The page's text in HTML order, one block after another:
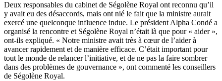
Deux responsables du cabinet de Ségolène Royal ont reconnu qu’il
y avait eu des désaccords, mais ont nié le fait que la ministre aurait
exercé une quelconque influence indue. Le président Alpha Condé a
organisé la rencontre et Ségolène Royal n’était là que pour « aider »,
ont-ils expliqué. « Notre ministre avait très à cœur de l’aider à
avancer rapidement et de manière efficace. C’était important pour
tout le monde de relancer l’initiative, et de ne pas la faire sombrer
dans des problèmes de gouvernance », ont commenté les conseillers
de Ségolène Royal.